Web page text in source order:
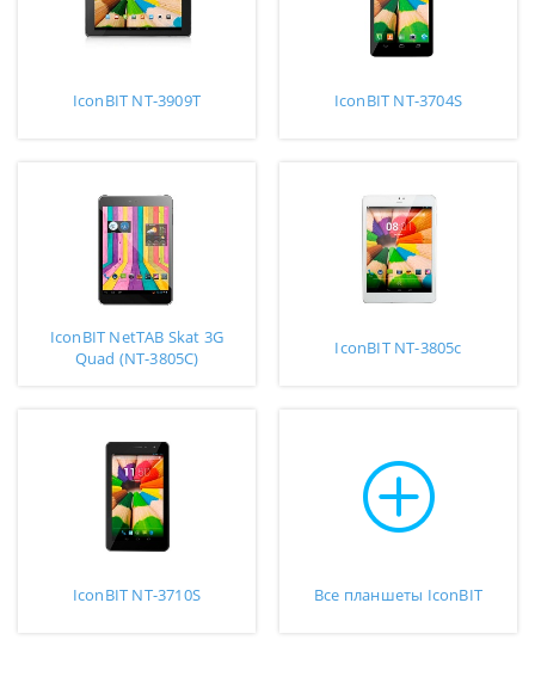
IconBIT NT-3909T IconBIT NT-3704S
IconBIT NetTAB Skat 3G
Quad (NT-3805C)
IconBIT NT-3805c
IconBIT NT-3710S Все планшеты IconBIT